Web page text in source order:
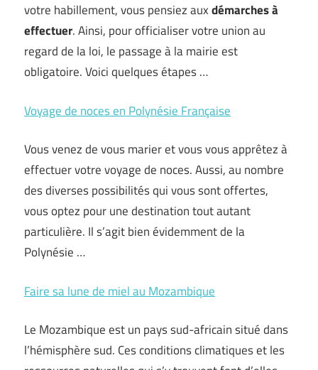
votre habillement, vous pensiez auxdémarches à
effectuer. Ainsi, pour officialiser votre union au
regard de la loi, le passage à la mairie est
obligatoire. Voici quelques étapes …
Voyage de noces en Polynésie Française
Vous venez de vous marier et vous vous apprêtez à
effectuer votre voyage de noces. Aussi, au nombre
des diverses possibilités qui vous sont offertes,
vous optez pour une destination tout autant
particulière. Il s’agit bien évidemment de la
Polynésie …
Faire sa lune de miel au Mozambique
Le Mozambique est un pays sud-africain situé dans
l’hémisphère sud. Ces conditions climatiques et les